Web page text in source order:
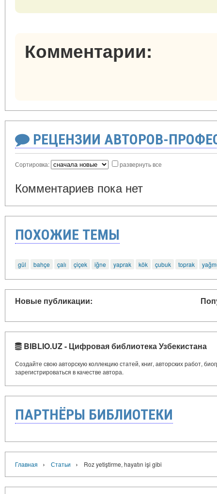
Комментарии:
РЕЦЕНЗИИ АВТОРОВ-
Сортировка: развернуть все
Комментариев пока нет
ПОХОЖИЕ ТЕМЫ
gül bahçe çalı çiçek iğne yaprak kök çubuk toprak
Новые публикации:
BIBLIO.UZ - Цифровая библиотека Узбекистана
Создайте свою авторскую коллекцию статей, книг, авторских работ,
зарегистрироваться в качестве автора.
ПАРТНЁРЫ БИБЛИОТЕКИ
Главная › Статьи › Roz yetiştirme, hayatın işi gibi